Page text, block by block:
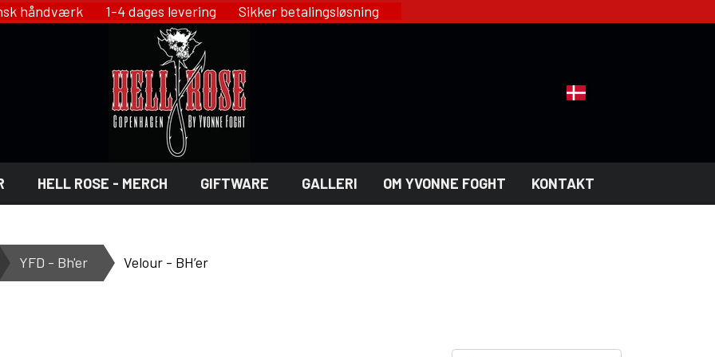
håndværk 1-4 dages levering Sikker betalingsløsning
- JEWELRY LINGERI
HELL ROSE - MERCH GIFTWARE
- GIFTWARE
GALLERI OM YVONNE FOGHT KONTAKT
YFD - Bh'er Velour - BH’er